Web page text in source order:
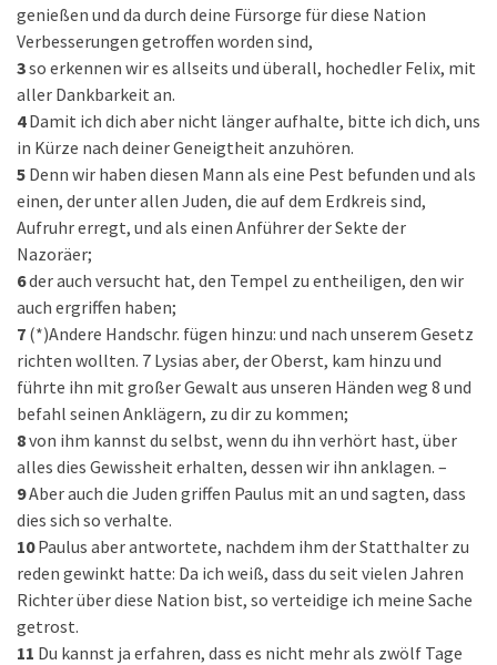
genießen und da durch deine Fürsorge für diese Nation
Verbesserungen getroffen worden sind,
3so erkennen wir es allseits und überall, hochedler Felix, mit
aller Dankbarkeit an.
4 Damit ich dich aber nicht länger aufhalte, bitte ich dich, uns
in Kürze nach deiner Geneigtheit anzuhören.
5 Denn wir haben diesen Mann als eine Pest befunden und als
einen, der unter allen Juden, die auf dem Erdkreis sind,
Aufruhr erregt, und als einen Anführer der Sekte der
Nazoräer;
6der auch versucht hat, den Tempel zu entheiligen, den wir
auch ergriffen haben;
7 (*)Andere Handschr. fügen hinzu: und nach unserem Gesetz
richten wollten. 7 Lysias aber, der Oberst, kam hinzu und
führte ihn mit großer Gewalt aus unseren Händen weg 8 und
befahl seinen Anklägern, zu dir zu kommen;
8von ihm kannst du selbst, wenn du ihn verhört hast, über
alles dies Gewissheit erhalten, dessen wir ihn anklagen. –
9Aber auch die Juden griffen Paulus mit an und sagten, dass
dies sich so verhalte.
10 Paulus aber antwortete, nachdem ihm der Statthalter zu
reden gewinkt hatte: Da ich weiß, dass du seit vielen Jahren
Richter über diese Nation bist, so verteidige ich meine Sache
getrost.
11 Du kannst ja erfahren, dass es nicht mehr als zwölf Tage